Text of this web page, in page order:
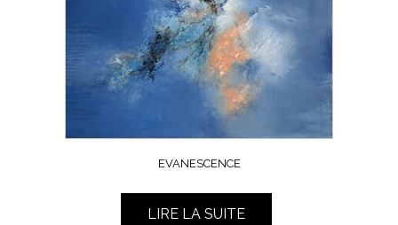
EVANESCENCE
LIRE LA SUITE